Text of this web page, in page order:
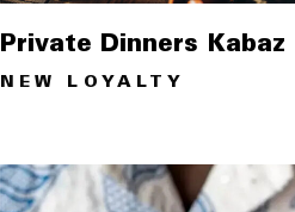
Private Dinners Kabaz
NEW LOYALTY